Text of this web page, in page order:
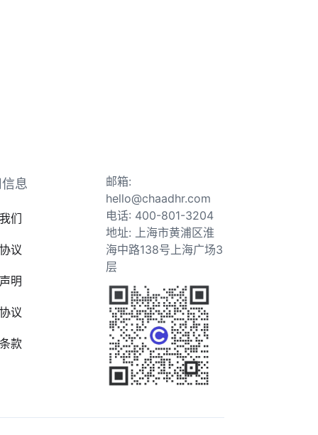
息
们
议
明
议
款
邮箱:
hello@chaadhr.com
电话: 400-801-3204
地址: 上海市黄浦区淮
海中路138号上海广场3
层